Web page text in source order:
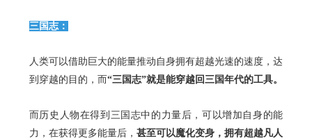
三国志：
人类可以借助巨大的能量推动自身拥有超越光速的速度，达
到穿越的目的，而“三国志”就是能穿越回三国年代的工具。
而历史人物在得到三国志中的力量后，可以增加自身的能
力，在获得更多能量后， 甚至可以魔化变身，拥有超越凡人